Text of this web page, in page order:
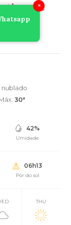
×
de
30°
42%
Umidade
06h13
Pôr do sol
THU